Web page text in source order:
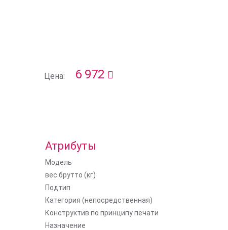
Цена: 6 972
Атрибуты
Модель
вес брутто (кг)
Подтип
Категория (непосредственная)
Конструктив по принципу печати
Назначение